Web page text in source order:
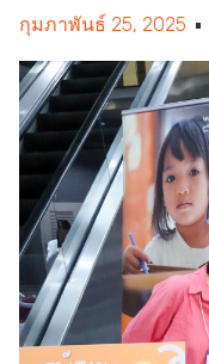
กุมภาพันธ์ 25, 2025